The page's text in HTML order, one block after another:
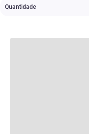
Quantidade